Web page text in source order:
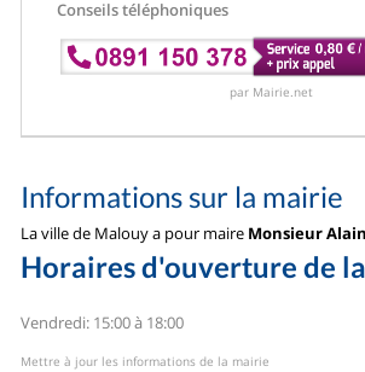
Conseils téléphoniques
par Mairie.net
Informations sur la mairie
La ville de Malouy a pour maire Monsieur
Horaires d'ouverture de
Vendredi: 15:00 à 18:00
Mettre à jour les informations de la mairie